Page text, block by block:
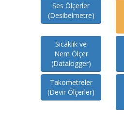
Ses Ölçerler
(Desibelmetre)
Sıcaklık ve
Nem Ölçer
(Datalogger)
Takometreler
(Devir Ölçerler)